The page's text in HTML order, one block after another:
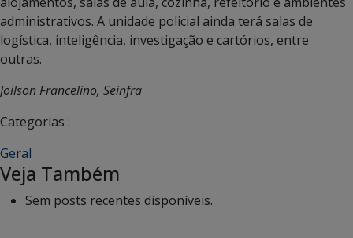
administrativos. A unidade policial ainda terá salas de
logística, inteligência, investigação e cartórios, entre
outras.
Joilson Francelino, Seinfra
Categorias :
Geral
Veja Também
Sem posts recentes disponíveis.